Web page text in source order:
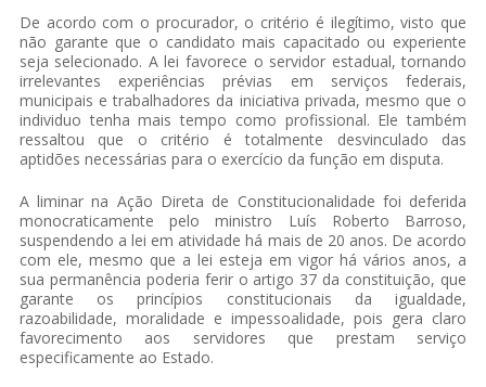
De acordo com o procurador, o critério é ilegítimo, visto que
não garante que o candidato mais capacitado ou experiente
seja selecionado. A lei favorece o servidor estadual, tornando
irrelevantes experiências prévias em serviços federais,
municipais e trabalhadores da iniciativa privada, mesmo que o
individuo tenha mais tempo como profissional. Ele também
ressaltou que o critério é totalmente desvinculado das
aptidões necessárias para o exercício da função em disputa.
A liminar na Ação Direta de Constitucionalidade foi deferida
monocraticamente pelo ministro Luís Roberto Barroso,
suspendendo a lei em atividade há mais de 20 anos. De acordo
com ele, mesmo que a lei esteja em vigor há vários anos, a
sua permanência poderia ferir o artigo 37 da constituição, que
garante os princípios constitucionais da igualdade,
razoabilidade, moralidade e impessoalidade, pois gera claro
favorecimento aos servidores que prestam serviço
especificamente ao Estado.